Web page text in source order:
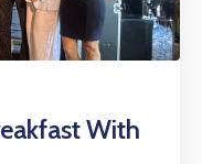
With